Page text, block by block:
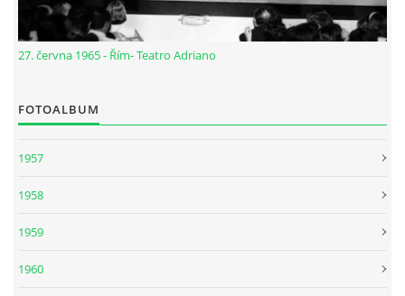
27. června 1965 - Řím- Teatro Adriano
FOTOALBUM
1957
1958
1959
1960